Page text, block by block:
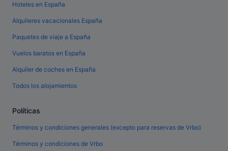
Hoteles en España
Alquileres vacacionales España
Paquetes de viaje a España
Vuelos baratos en España
Alquiler de coches en España
Todos los alojamientos
Políticas
Términos y condiciones generales (excepto para reservas de Vrbo)
Términos y condiciones de Vrbo